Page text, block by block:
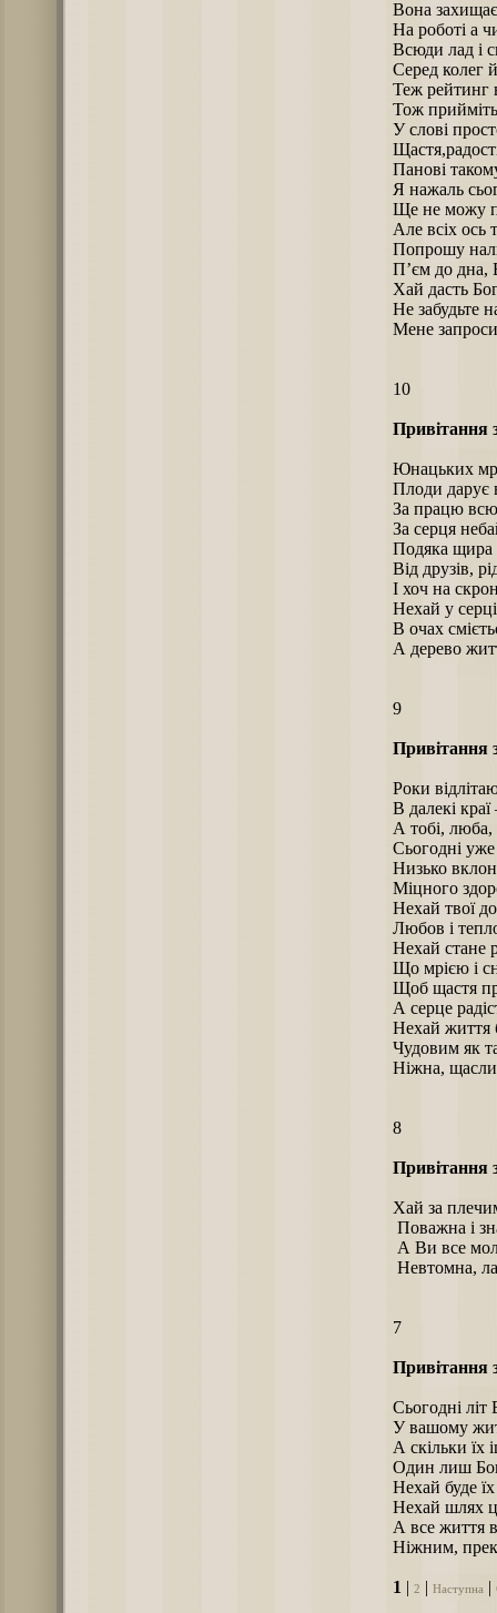
Вона
На роботі а
Всюди лад і
Серед колег
Теж рейтинг
Тож
У слові
Панові
Я нажаль
Ще не можу
Але всіх ось
Попрошу
П’єм до дна,
Хай дасть
Не забудьте
Мене
10
Привітання
Юнацьких
Плоди дарує
За працю
За серця
Подяка щира
Від друзів,
І хоч на
Нехай у
В очах
А дерево
9
Привітання
Роки
В далекі краї
А тобі, люба,
Сьогодні
Низько
Міцного
Нехай твої
Любов і
Нехай стане
Що мрією і
Щоб щастя
А серце
Нехай життя
Чудовим як
Ніжна,
8
Привітання
Хай за
Поважна і
А Ви все
Невтомна,
7
Привітання
Сьогодні літ
У вашому
А скільки їх
Один лиш
Нехай буде
Нехай шлях
А все життя
Ніжним,
1 2 Наступна